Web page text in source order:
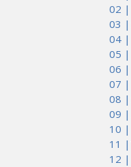
02 |
03 |
04 |
05 |
06 |
07 |
08 |
09 |
10 |
11 |
12 |